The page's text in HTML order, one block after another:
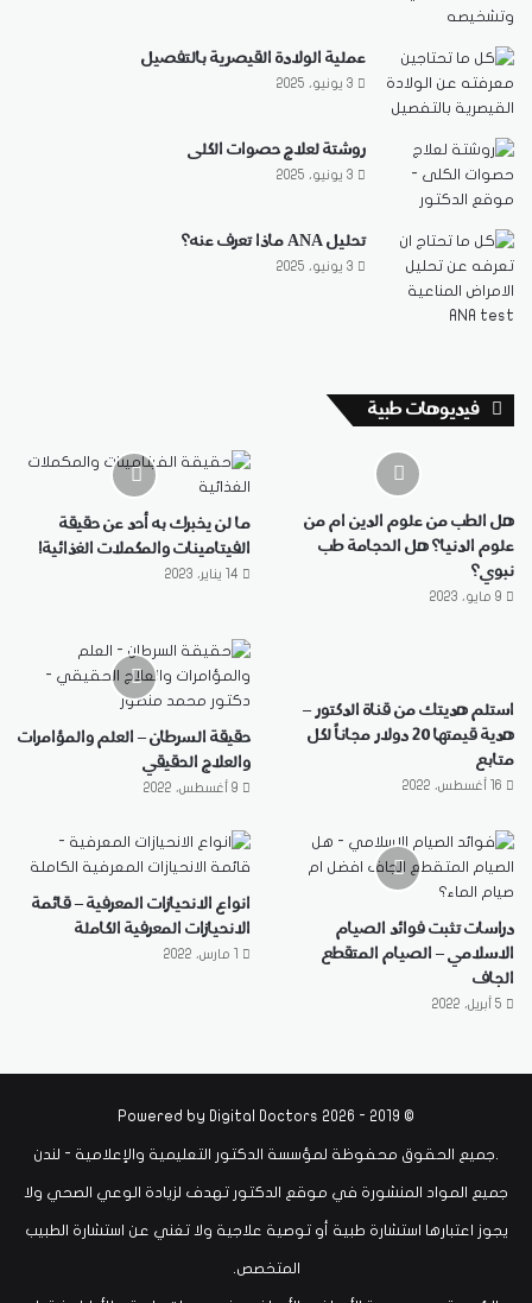
عملية الولادة القيصرية بالتفصيل
3 يونيو، 2025
روشتة لعلاج حصوات الكلى
3 يونيو، 2025
تحليل ANA ماذا تعرف عنه؟
3 يونيو، 2025
فيديوهات طبية
هل الطب من علوم الدين ام من
علوم الدنيا؟ هل الحجامة طب
نبوي؟
9 مايو، 2023
ما لن يخبرك به أحد عن حقيقة
الفيتامينات والمكملات الغذائية!
14 يناير، 2023
استلم هديتك من قناة الدكتور –
هدية قيمتها 20 دولار مجاناً لكل
متابع
16 أغسطس، 2022
حقيقة السرطان – العلم والمؤامرات
والعلاج الحقيقي
9 أغسطس، 2022
دراسات تثبت فوائد الصيام
الاسلامي – الصيام المتقطع
الجاف
5 أبريل، 2022
انواع الانحيازات المعرفية – قائمة
الانحيازات المعرفية الكاملة
© 2019 - 2026 Powered by
Digital Doctors
.جميع الحقوق محفوظة لمؤسسة الدكتور التعليمية والإعلامية - لندن
جميع المواد المنشورة في موقع الدكتور تهدف لزيادة الوعي الصحي ولا
يجوز اعتبارها استشارة طبية أو توصية علاجية ولا تغني عن استشارة الطبيب
المتخصص.